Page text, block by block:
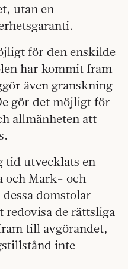
utan en
för den enskilde
har kommit fram
även granskning
gör det möjligt för
allmänheten att
tid utvecklats en
och Mark- och
domstolar
redovisa de rättsliga
till avgörandet,
inte